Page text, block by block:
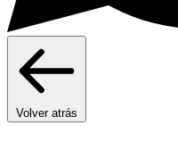
Volver atrás